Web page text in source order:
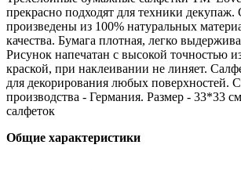
прекрасно подходят для техники декупаж.
произведены из 100% натуральных
качества. Бумага плотная, легко
Рисунок напечатан с высокой точностью
краской, при наклеивании не линяет.
для декорирования любых поверхностей.
производства - Германия. Размер - 33*33
салфеток
Общие характеристики